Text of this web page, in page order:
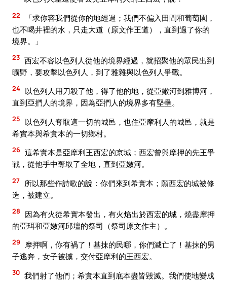
22
「求你容我們從你的地經過；我們不偏入田間和葡萄園，
也不喝井裡的水，只走大道（原文作王道），直到過了你的
境界。」
23 西宏不容以色列人從他的境界經過，就招聚他的眾民出到
曠野，要攻擊以色列人，到了雅雜與以色列人爭戰。
24 以色列人用刀殺了他，得了他的地，從亞嫩河到雅博河，
直到亞捫人的境界，因為亞捫人的境界多有堅壘。
25
以色列人奪取這一切的城邑，也住亞摩利人的城邑，就是
希實本與希實本的一切鄉村。
26 這希實本是亞摩利王西宏的京城；西宏曾與摩押的先王爭
戰，從他手中奪取了全地，直到亞嫩河。
27
所以那些作詩歌的說：你們來到希實本；願西宏的城被修
造，被建立。
28
因為有火從希實本發出，有火焰出於西宏的城，燒盡摩押
的亞珥和亞嫩河邱壇的祭司（祭司原文作主）。
29
摩押啊，你有禍了！基抹的民哪，你們滅亡了！基抹的男
子逃奔，女子被擄，交付亞摩利的王西宏。
30 我們射了他們；希實本直到底本盡皆毀滅。我們使地變成